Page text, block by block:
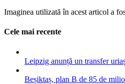
Imaginea utilizată în acest articol a
Cele mai recente
Leipzig anunță un transfer
Beșiktaș, plan B de 85 de